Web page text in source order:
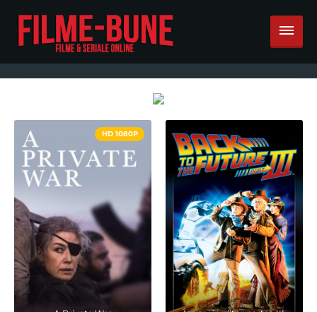
HD 1080P